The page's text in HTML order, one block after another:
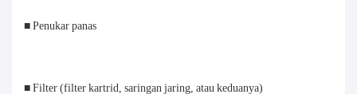
■ Penukar panas
■ Filter (filter kartrid, saringan jaring, atau keduanya)